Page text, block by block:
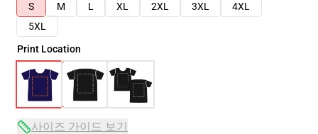
S
M L XL 2XL 3XL
4XL
5XL
Print Location
사이즈 가이드 보기